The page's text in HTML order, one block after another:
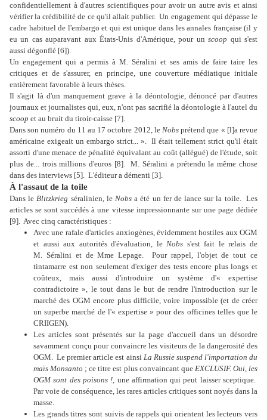
confidentiellement à d'autres scientifiques pour avoir un autre avis et ainsi
vérifier la crédibilité de ce qu'il allait publier. Un engagement qui dépasse le
cadre habituel de l'embargo et qui est unique dans les annales française (il y
eu un cas auparavant aux États-Unis d'Amérique, pour unscoop qui s'est
aussi dégonflé [6]).
Un engagement qui a permis à M. Séralini et ses amis de faire taire les
critiques et de s'assurer, en principe, une couverture médiatique initiale
entièrement favorable à leurs thèses.
Il s'agit là d'un manquement grave à la déontologie, dénoncé par d'autres
journaux et journalistes qui, eux, n'ont pas sacrifié la déontologie à l'autel du
scoop et au bruit du tiroir-caisse [7].
Dans son numéro du 11 au 17 octobre 2012, le Nobs prétend que « [l]a revue
américaine exigeait un embargo strict... ». Il était tellement strict qu'il était
assorti d'une menace de pénalité équivalant au coût (allégué) de l'étude, soit
plus de... trois millions d'euros [8].
M. Séralini a prétendu la même chose
dans des interviews [5]. L'éditeur a démenti [3].
À l'assaut de la toile
Dans leBlitzkrieg séralinien, le Nobsa été un fer de lance sur la toile. Les
articles se sont succédés à une vitesse impressionnante sur une page dédiée
[9]. Avec cinq caractéristiques :
Avec une rafale d'articles anxiogènes, évidemment hostiles aux OGM
et aussi aux autorités d'évaluation, leNobs s'est fait le relais de
M. Séralini et de Mme Lepage.
Pour rappel, l'objet de tout ce
tintamarre est non seulement d'exiger des tests encore plus longs et
coûteux, mais aussi d'introduire un système d'« expertise
contradictoire », le tout dans le but de rendre l'introduction sur le
marché des OGM encore plus difficile, voire impossible (et de créer
un superbe marché de l'« expertise » pour des officines telles que le
CRIIGEN).
Les articles sont présentés sur la page d'accueil dans un désordre
savamment conçu pour convaincre les visiteurs de la dangerosité des
OGM. Le premier article est ainsi La Russie suspend l'importation du
maïs Monsanto ; ce titre est plus convaincant que EXCLUSIF. Oui, les
OGM sont des poisons !, une affirmation qui peut laisser sceptique.
Par voie de conséquence, les rares articles critiques sont noyés dans la
masse.
Les grands titres sont suivis de rappels qui orientent les lecteurs vers